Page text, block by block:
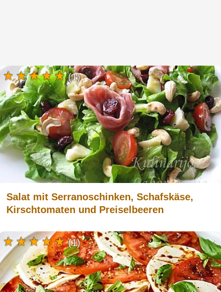
Salat mit Serranoschinken, Schafskäse,
Kirschtomaten und Preiselbeeren
(1)
(1)